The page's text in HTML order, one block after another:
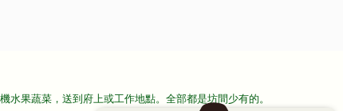
果蔬菜，送到府上或工作地點。全部都是坊間少有的。